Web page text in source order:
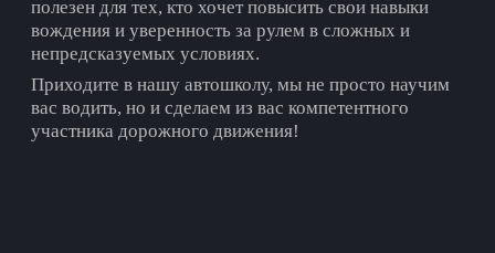
полезен для тех, кто хочет повысить свои навыки
вождения и уверенность за рулем в сложных и
непредсказуемых условиях.
Приходите в нашу автошколу, мы не просто научим
вас водить, но и сделаем из вас компетентного
участника дорожного движения!